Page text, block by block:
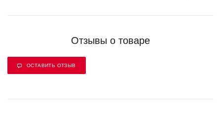
Отзывы о товаре
ОСТАВИТЬ ОТЗЫВ